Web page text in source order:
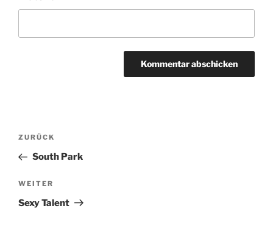
Beitragsnavigation
Vorheriger
Beitrag
ZURÜCK
South Park
Nächster
Beitrag
WEITER
Sexy Talent